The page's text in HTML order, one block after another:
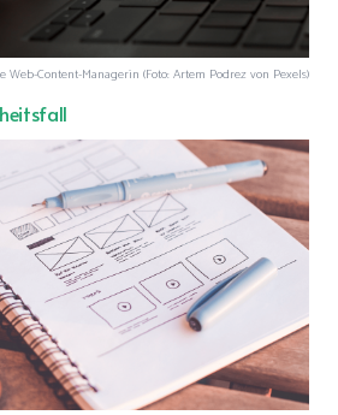
Web-Content-Managerin (Foto: Artem Podrez von Pexels)